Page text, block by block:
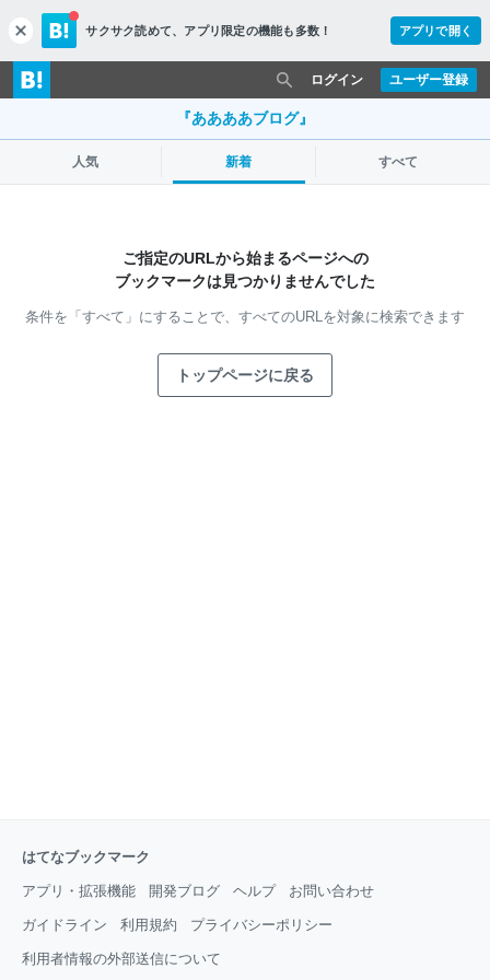
c
l
o
s
サクサク読めて、 アプリ限定の機能も多数！ アプリで開く
ユーザー登録
ログイン
『ああああブログ』
人気 新着 すべて
ご指定のURLから始まるページへの
ブックマークは見つかりませんでした
条件を「すべて」にすることで、 すべてのURLを対象に検索できます
トップページに戻る
はてなブックマーク
アプリ・拡張機能 開発ブログ ヘルプ お問い合わせ
ガイドライン 利用規約 プライバシーポリシー
利用者情報の外部送信について